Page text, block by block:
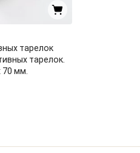
тарелок
тарелок.
мм.